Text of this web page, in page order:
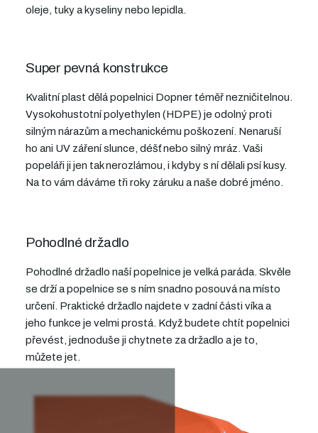
oleje, tuky a kyseliny nebo lepidla.
Super pevná konstrukce
Kvalitní plast dělá popelnici Dopner téměř nezničitelnou.
Vysokohustotní polyethylen (HDPE) je odolný proti
silným nárazům a mechanickému poškození. Nenaruší
ho ani UV záření slunce, déšť nebo silný mráz. Vaši
popeláři ji jen tak nerozlámou, i kdyby s ní dělali psí kusy.
Na to vám dáváme tři roky záruku a naše dobré jméno.
Pohodlné držadlo
Pohodlné držadlo naší popelnice je velká paráda. Skvěle
se drží a popelnice se s ním snadno posouvána místo
určení. Praktické držadlo najdete v zadní části víkaa
jeho funkce je velmi prostá. Když budete chtít popelnici
převést, jednoduše ji chytnete za držadlo a je to,
můžete jet.